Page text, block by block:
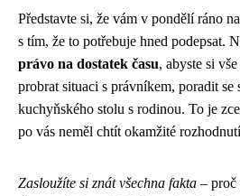
Představte si, že vám v pondělí ráno
s tím, že to potřebuje hned podepsat.
právo na dostatek času, abyste si
probrat situaci s právníkem, poradit
kuchyňského stolu s rodinou. To je
po vás neměl chtít okamžité
Zasloužíte si znát všechna fakta – proč